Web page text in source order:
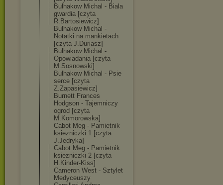
Bulhakow Michal - Biala
gwardia [czyta
R.Bartosiewicz]
Bulhakow Michal -
Notatki na mankietach
[czyta J.Duriasz]
Bulhakow Michal -
Opowiadania [czyta
M.Sosnowski]
Bulhakow Michal - Psie
serce [czyta
Z.Zapasiewicz]
Burnett Frances
Hodgson - Tajemniczy
ogrod [czyta
M.Komorowska]
Cabot Meg - Pamietnik
ksiezniczki 1 [czyta
J.Jedryka]
Cabot Meg - Pamietnik
ksiezniczki 2 [czyta
H.Kinder-Kiss]
Cameron West - Sztylet
Medyceuszy